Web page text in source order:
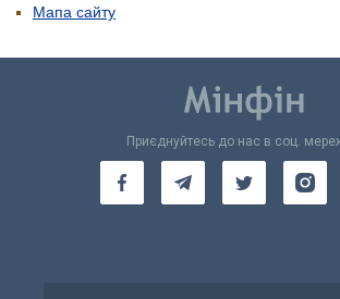
Мапа сайту
Приєднуйтесь до нас в соц.